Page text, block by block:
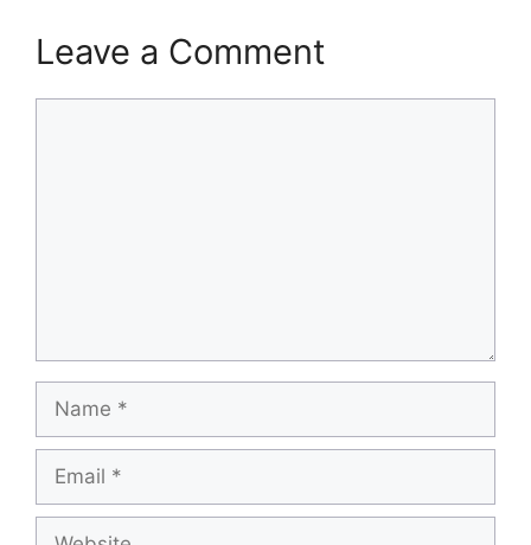
Leave a Comment
Name
Email
Website